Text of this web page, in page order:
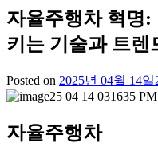
자율주행차 혁명:
키는 기술과 트렌
Posted on 2025년 04월 14일
자율주행차